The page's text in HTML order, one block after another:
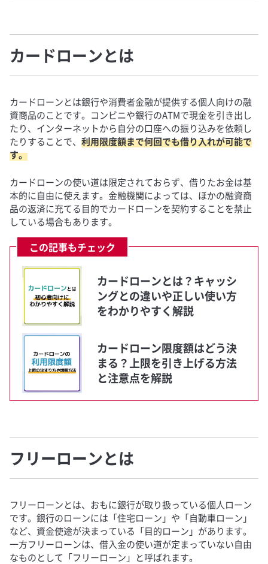
カードローンとは
カードローンとは銀行や消費者金融が提供する個人向けの融
資商品のことです。コンビニや銀行のATMで現金を引き出し
たり、インターネットから自分の口座への振り込みを依頼し
たりすることで、 利用限度額まで何回でも借り入れが可能で
す。
カードローンの使い道は限定されておらず、借りたお金は基
本的に自由に使えます。金融機関によっては、ほかの融資商
品の返済に充てる目的でカードローンを契約することを禁止
している場合もあります。
この記事もチェック
カードローンとは？キャッシ
ングとの違いや正しい使い方
をわかりやすく解説
カードローン限度額はどう決
まる？上限を引き上げる方法
と注意点を解説
フリーローンとは
フリーローンとは、おもに銀行が取り扱っている個人ローン
です。銀行のローンには「住宅ローン」や「自動車ローン」
など、資金使途が決まっている「目的ローン」があります。
一方フリーローンは、借入金の使い道が定まっていない自由
なものとして「フリーローン」と呼ばれます。